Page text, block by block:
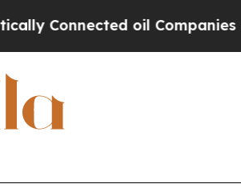
oil Companies — not